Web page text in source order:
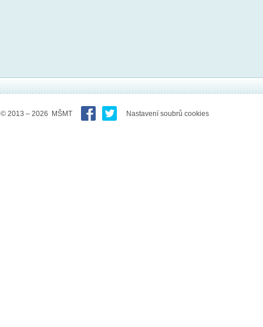
© 2013 – 2026 MŠMT Nastavení soubrů cookies